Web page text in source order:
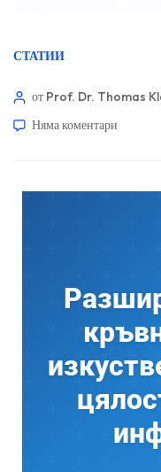
СТАТИИ
от Prof. Dr. Thomas
Няма коментари